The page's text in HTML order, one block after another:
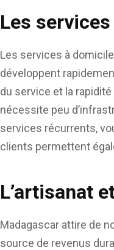
Les
Les services à
développent
du service et la
nécessite peu
services récurrents,
clients permettent
L’artisanat
Madagascar attire de
source de revenus